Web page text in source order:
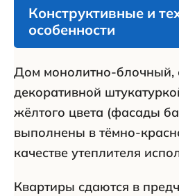
Конструктивные и
особенности
Дом монолитно-блочный,
декоративной
жёлтого цвета (фасады
выполнены в тёмно-
качестве утеплителя
Квартиры сдаются в